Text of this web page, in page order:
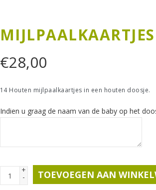
€28,00
14 Houten mijlpaalkaartjes in een houten doosje.
Indien u graag de naam van de baby op het
+
- TOEVOEGEN AAN